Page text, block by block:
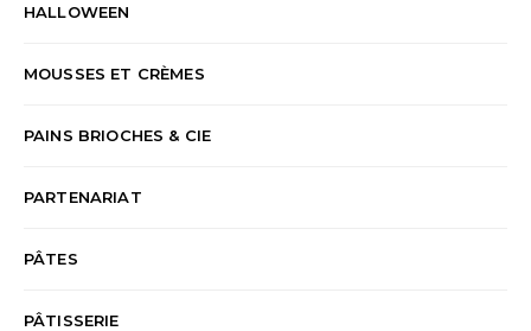
HALLOWEEN
MOUSSES ET CRÈMES
PAINS BRIOCHES & CIE
PARTENARIAT
PÂTES
PÂTISSERIE